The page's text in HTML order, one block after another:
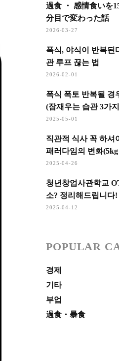
過食 ・ 感情食いを
分目で変わった話
2026-03-27
폭식, 야식이 반복된
관 루프 끊는 법
2026-02-01
폭식 폭토 반복될 경
(잠재우는 습관 3가
2025-05-01
직관적 식사 꼭 하셔
패러다임의 변화
2025-04-26
청년창업사관학교
소? 정리해드립니다!
2025-04-12
POPULAR
경제
기타
부업
過食・暴食